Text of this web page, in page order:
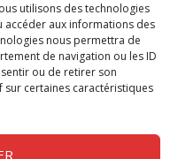
utilisons des technologies
aux informations des
nous permettra de
de navigation ou les ID
ou de retirer son
certaines caractéristiques